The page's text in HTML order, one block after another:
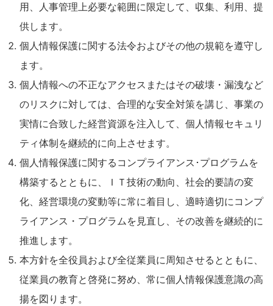
用、人事管理上必要な範囲に限定して、収集、利用、提
供します。
個人情報保護に関する法令およびその他の規範を遵守し
ます。
個人情報への不正なアクセスまたはその破壊・漏洩など
のリスクに対しては、合理的な安全対策を講じ、事業の
実情に合致した経営資源を注入して、個人情報セキュリ
ティ体制を継続的に向上させます。
個人情報保護に関するコンプライアンス･プログラムを
構築するとともに、ＩＴ技術の動向、社会的要請の変
化、経営環境の変動等に常に着目し、適時適切にコンプ
ライアンス・プログラムを見直し、その改善を継続的に
推進します。
本方針を全役員および全従業員に周知させるとともに、
従業員の教育と啓発に努め、常に個人情報保護意識の高
揚を図ります。